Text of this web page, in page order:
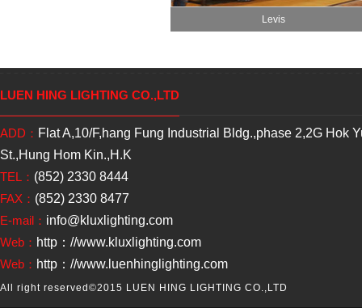
Levis
LUEN HING LIGHTING CO.,LTD
ADD： Flat A,10/F,hang Fung Industrial Bldg.,phase 2,2G Hok
St.,Hung Hom Kin.,H.K
TEL： (852) 2330 8444
FAX： (852) 2330 8477
E-mail： info@kluxlighting.com
Web： http：//www.kluxlighting.com
Web： http：//www.luenhinglighting.com
All right reserved ©2015 LUEN HING LIGHTING CO.,LTD